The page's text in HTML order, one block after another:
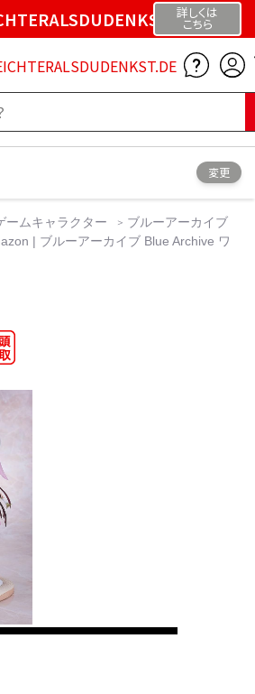
詳しくは
こちら
変更
ームキャラクター
ブルーアーカイブ
| ブルーアーカイブ Blue Archive ワ